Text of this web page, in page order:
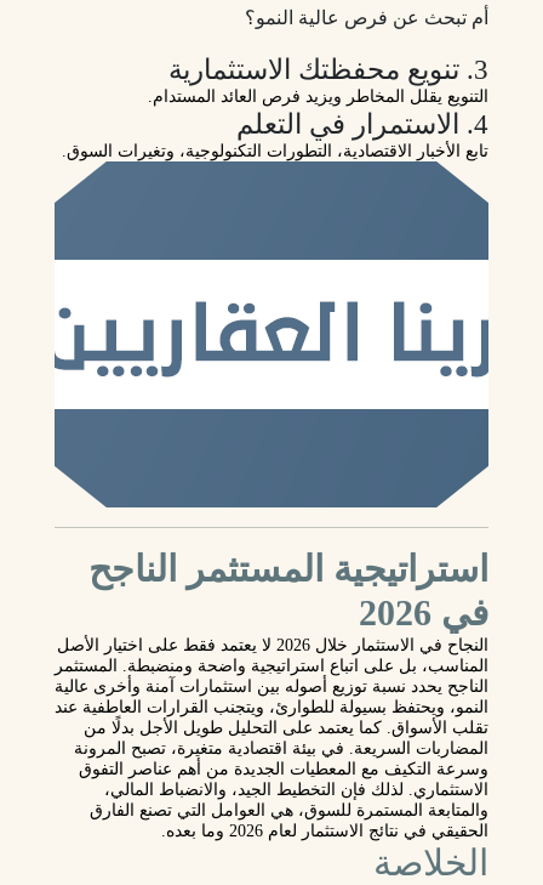
أم تبحث عن فرص عالية النمو؟
3. تنويع محفظتك الاستثمارية
التنويع يقلل المخاطر ويزيد فرص العائد المستدام.
4. الاستمرار في التعلم
تابع الأخبار الاقتصادية، التطورات التكنولوجية، وتغيرات السوق.
استراتيجية المستثمر الناجح
في 2026
النجاح في الاستثمار خلال 2026 لا يعتمد فقط على اختيار الأصل
المناسب، بل على اتباع استراتيجية واضحة ومنضبطة. المستثمر
الناجح يحدد نسبة توزيع أصوله بين استثمارات آمنة وأخرى عالية
النمو، ويحتفظ بسيولة للطوارئ، ويتجنب القرارات العاطفية عند
تقلب الأسواق. كما يعتمد على التحليل طويل الأجل بدلًا من
المضاربات السريعة. في بيئة اقتصادية متغيرة، تصبح المرونة
وسرعة التكيف مع المعطيات الجديدة من أهم عناصر التفوق
الاستثماري. لذلك فإن التخطيط الجيد، والانضباط المالي،
والمتابعة المستمرة للسوق، هي العوامل التي تصنع الفارق
الحقيقي في نتائج الاستثمار لعام 2026 وما بعده.
الخلاصة